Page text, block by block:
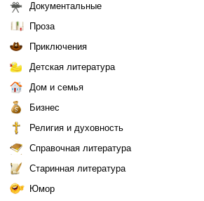
Документальные
Проза
Приключения
Детская литература
Дом и семья
Бизнес
Религия и духовность
Справочная литература
Старинная литература
Юмор